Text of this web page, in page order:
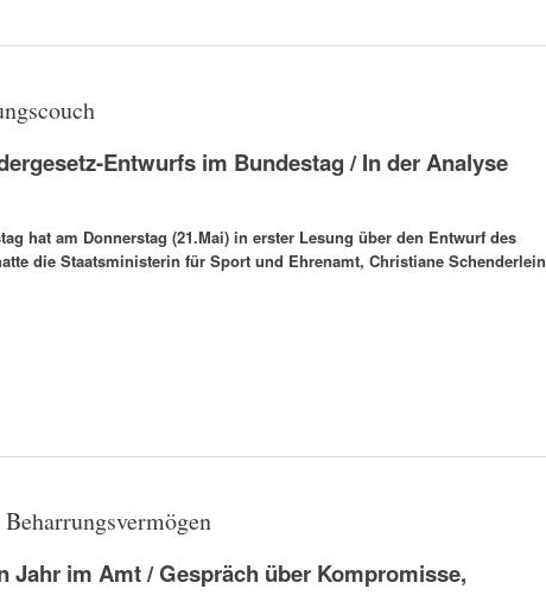
Entwurfs im Bundestag / In der Analyse
hat am Donnerstag (21.Mai) in erster Lesung über den Entwurf des
die Staatsministerin für Sport und Ehrenamt, Christiane Schenderlein
Jahr im Amt / Gespräch über Kompromisse,